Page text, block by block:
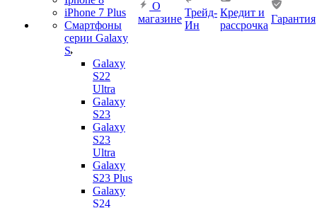
iPhone 7 Plus
Смартфоны
серии Galaxy
S
Galaxy
S22
Ultra
Galaxy
S23
Galaxy
S23
Ultra
Galaxy
S23 Plus
Galaxy
S24
О
магазине
Трейд-
Ин
Кредит и
рассрочка
Гарантия